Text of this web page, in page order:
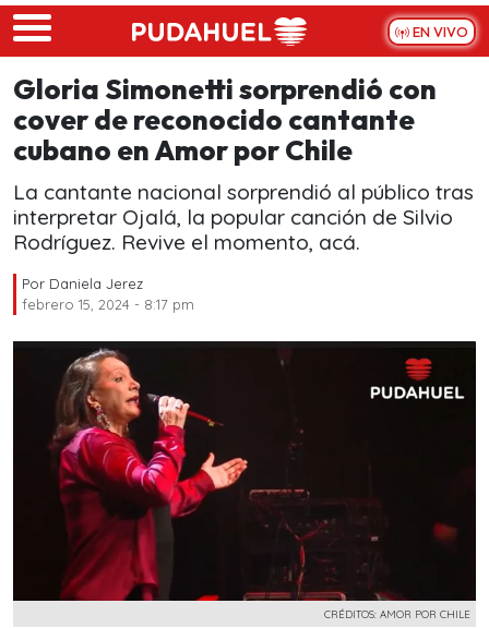
Skip to main content
EN VIVO
Gloria Simonetti sorprendió con
cover de reconocido cantante
cubano en Amor por Chile
La cantante nacional sorprendió al público tras
interpretar Ojalá, la popular canción de Silvio
Rodríguez. Revive el momento, acá.
Por Daniela Jerez
febrero 15, 2024 - 8:17 pm
CRÉDITOS: AMOR POR CHILE